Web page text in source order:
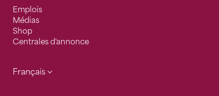
Emplois
Médias
Shop
Centrales d'annonce
Français